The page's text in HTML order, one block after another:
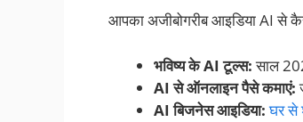
आपका अजीबोगरीब आइडिया AI से
भविष्य के AI टूल्स:साल
AI से ऑनलाइन पैसे कमाएं:
AI बिजनेस आइडिया: घर से